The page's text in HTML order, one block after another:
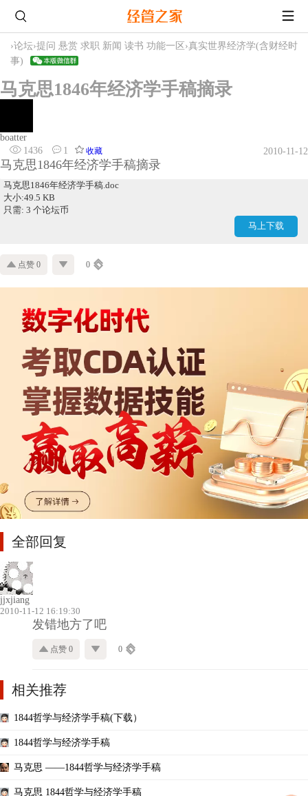
›论坛›提问 悬赏 求职 新闻 读书 功能一区 ›真实世界经济学(含财经时
事)
马克思1846年经济学手稿摘录
boatter
1436
1 收藏 2010-11-12
马克思1846年经济学手稿摘录
马克思1846年经济学手稿.doc
大小:49.5 KB
只需: 3 个论坛币
马上下载
点赞 0 0
全部回复
jjxjiang
2010-11-12 16:19:30
发错地方了吧
点赞 0 0
相关推荐
1844哲学与经济学手稿(下载）
1844哲学与经济学手稿
马克思 ——1844哲学与经济学手稿
马克思 1844哲学与经济学手稿